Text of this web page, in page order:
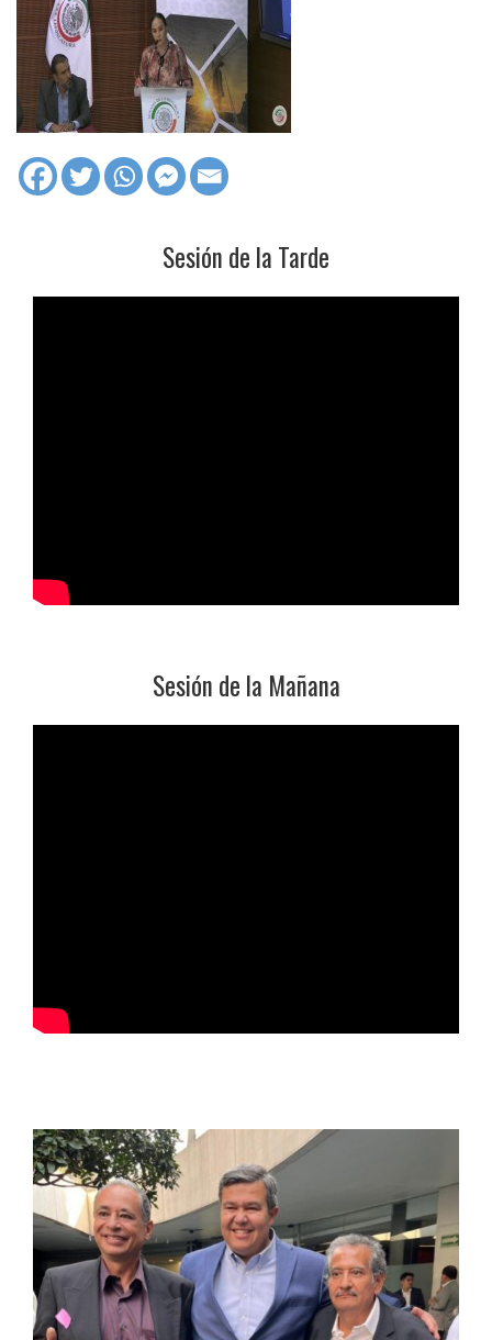
Sesión de la Tarde
Sesión de la Mañana